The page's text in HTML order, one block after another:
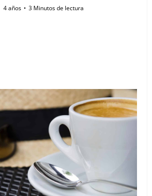
4 años 3 Minutos de lectura